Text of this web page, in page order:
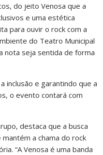
do jeito Venosa que a
e uma estética
para ouvir o rock com a
do Teatro Municipal
nota seja sentida de forma
inclusão e garantindo que a
o evento contará com
destaca que a busca
a chama do rock
“A Venosa é uma banda